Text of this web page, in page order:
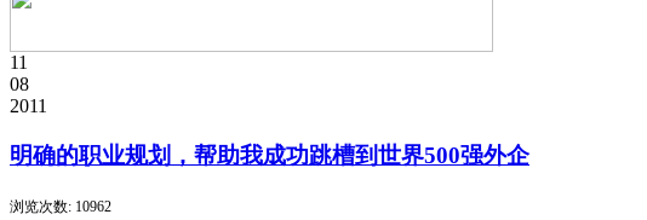
11
08
2011
明确的职业规划，帮助我成功跳槽到世界500强外企
浏览次数: 10962